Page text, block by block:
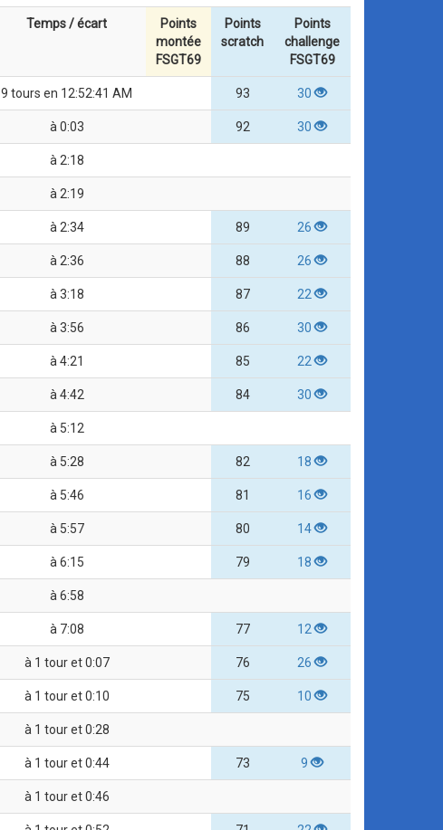
Temps / écart
Points
montée
FSGT69
Points
scratch
Points
challenge
FSGT69
9 tours en 12:52:41 AM 93 30
à 0:03 92 30
à 2:18
à 2:19
à 2:34 89 26
à 2:36 88 26
à 3:18 87 22
à 3:56 86 30
à 4:21 85 22
à 4:42 84 30
à 5:12
à 5:28 82 18
à 5:46 81 16
à 5:57 80 14
à 6:15 79 18
à 6:58
à 7:08 77 12
à 1 tour et 0:07 76 26
à 1 tour et 0:10 75 10
à 1 tour et 0:28
à 1 tour et 0:44 73 9
à 1 tour et 0:46